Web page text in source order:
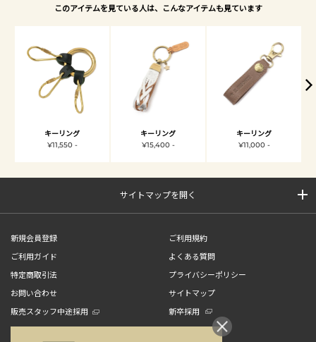
このアイテムを見ている人は、こんなアイテムも見ています
キーリング
¥11,550 -
キーリング
¥15,400 -
キーリング
¥11,000 -
サイトマップを開く
新規会員登録
ご利用規約
ご利用ガイド
よくある質問
特定商取引法
プライバシーポリシー
お問い合わせ
サイトマップ
販売スタッフ中途採用
新卒採用